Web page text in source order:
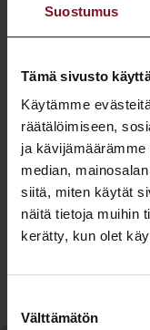
Suostumus
Tämä sivusto
Käytämme
räätälöimiseen,
ja
median,
siitä, miten käytät
näitä tietoja muihin
kerätty, kun olet
valinta
Välttämätön
mahdollista jakaa
säästää jopa
Ota yhteyttä ja